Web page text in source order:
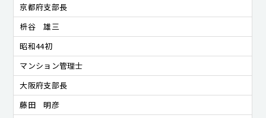
京都府支部長
枡谷 雄三
昭和44初
マンション管理士
大阪府支部長
藤田 明彦